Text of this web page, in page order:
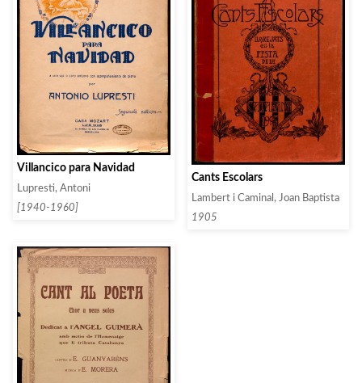
Villancico para Navidad
Lupresti, Antoni
[1940-1960]
Cants Escolars
Lambert i Caminal, Joan Baptista
1905